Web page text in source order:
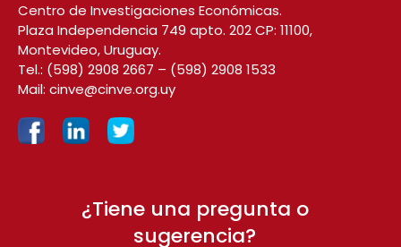
Centro de Investigaciones Económicas.
Plaza Independencia 749 apto. 202 CP: 11100,
Montevideo, Uruguay.
Tel.: (598) 2908 2667 – (598) 2908 1533
Mail: cinve@cinve.org.uy
¿Tiene una pregunta o
sugerencia?